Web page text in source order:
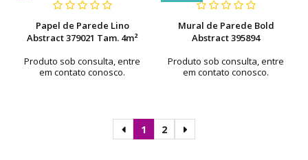
Papel de Parede Lino
Abstract 379021 Tam. 4m²
Produto sob consulta, entre
em contato conosco.
Mural de Parede Bold
Abstract 395894
Produto sob consulta, entre
em contato conosco.
1 2